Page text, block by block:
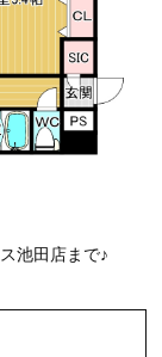
池田店まで♪